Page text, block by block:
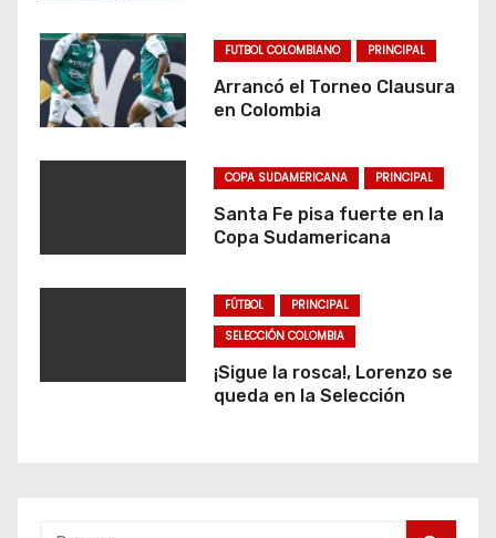
FUTBOL COLOMBIANO PRINCIPAL
Arrancó el Torneo Clausura
en Colombia
COPA SUDAMERICANA PRINCIPAL
Santa Fe pisa fuerte en la
Copa Sudamericana
FÚTBOL
PRINCIPAL
SELECCIÓN COLOMBIA
¡Sigue la rosca!, Lorenzo se
queda en la Selección